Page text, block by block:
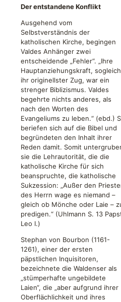
Der entstandene Konflikt
Ausgehend vom
Selbstverständnis der
katholischen Kirche, begingen
Valdes Anhänger zwei
entscheidende „Fehler“. „Ihre
Hauptanziehungskraft, sogleich
ihr originellster Zug, war ein
strenger Biblizismus. Valdes
begehrte nichts anderes, als
nach den Worten des
Evangeliums zu leben.“ (ebd.)
beriefen sich auf die Bibel und
begründeten den Inhalt ihrer
Reden damit. Somit
sie die Lehrautorität, die die
katholische Kirche für sich
beanspruchte, die katholische
Sukzession: „Außer den
des Herrn wage es niemand –
gleich ob Mönche oder Laie –
predigen.“ (Uhlmann S. 13
Leo I.)
Stephan von Bourbon (1161-
1261), einer der ersten
päpstlichen Inquisitoren,
bezeichnete die Waldenser als
„stümperhafte ungebildete
Laien“, die „aber aufgrund ihrer
Oberflächlichkeit und ihres